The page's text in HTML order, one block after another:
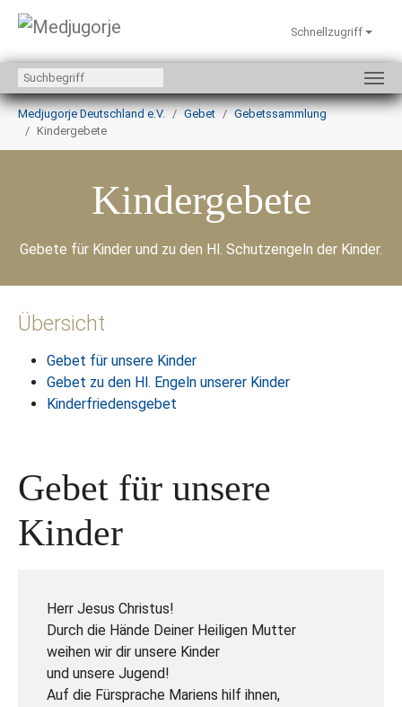
Zum Hauptinhalt springen
Schnellzugriff
Sie sind hier:
Medjugorje Deutschland e.V.
Gebet
Gebetssammlung
Kindergebete
Kindergebete
Gebete für Kinder und zu den Hl. Schutzengeln der Kinder.
Übersicht
Gebet für unsere Kinder
Gebet zu den Hl. Engeln unserer Kinder
Kinderfriedensgebet
Gebet für unsere
Kinder
Herr Jesus Christus!
Durch die Hände Deiner Heiligen Mutter
weihen wir dir unsere Kinder
und unsere Jugend!
Auf die Fürsprache Mariens hilf ihnen,